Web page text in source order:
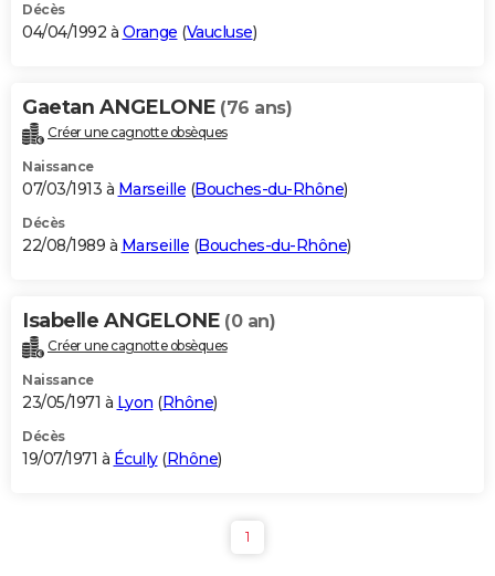
Décès
04/04/1992 à Orange (Vaucluse)
Gaetan ANGELONE (76 ans)
Créer une cagnotte obsèques
Naissance
07/03/1913 à Marseille (Bouches-du-Rhône)
Décès
22/08/1989 à Marseille (Bouches-du-Rhône)
Isabelle ANGELONE (0 an)
Créer une cagnotte obsèques
Naissance
23/05/1971 à Lyon (Rhône)
Décès
19/07/1971 à Écully(Rhône)
1